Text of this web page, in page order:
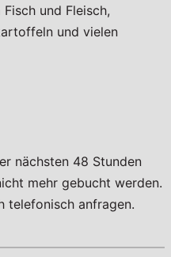
und Fleisch,
und vielen
nächsten 48 Stunden
mehr gebucht werden.
telefonisch anfragen.